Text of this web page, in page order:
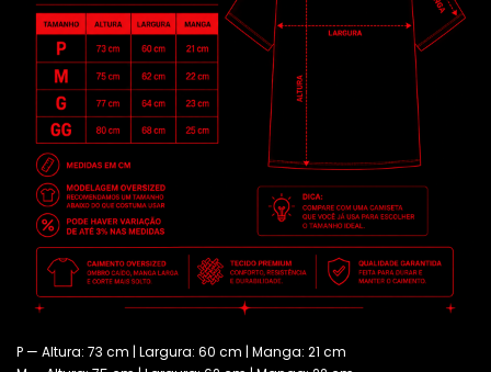
P — Altura: 73 cm | Largura: 60 cm | Manga: 21 cm